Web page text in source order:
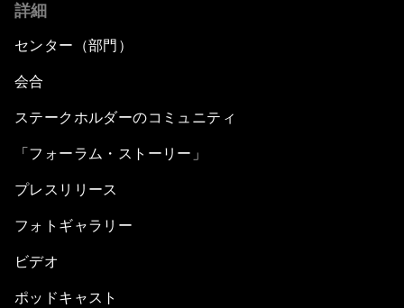
詳細
センター（部門）
会合
ステークホルダーのコミュニティ
「フォーラム・ストーリー」
プレスリリース
フォトギャラリー
ビデオ
ポッドキャスト